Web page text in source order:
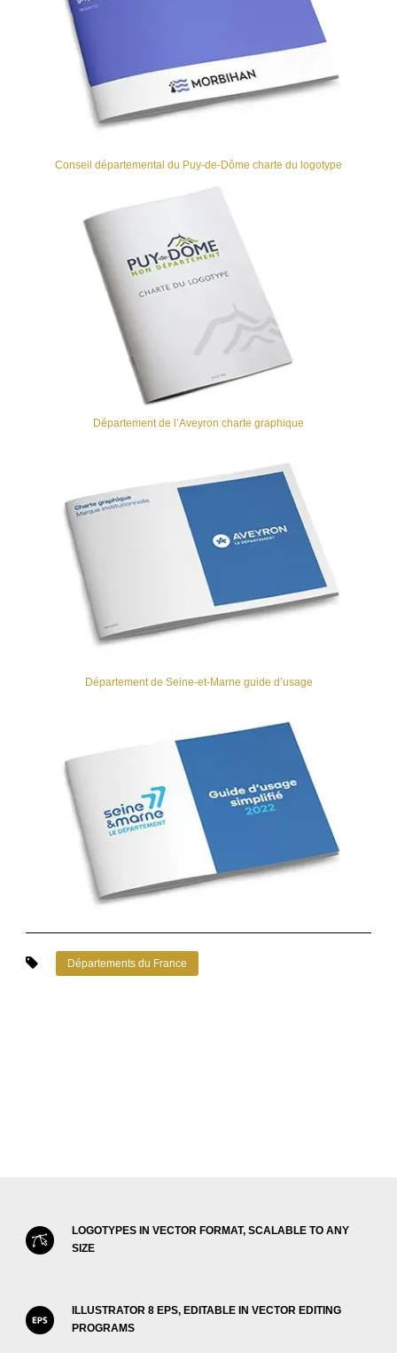
Conseil départemental du Puy-de-Dôme charte du logotype
Département de l’Aveyron charte graphique
Département de Seine-et-Marne guide d’usage
Départements du France
LOGOTYPES IN VECTOR FORMAT, SCALABLE TO ANY
SIZE
ILLUSTRATOR 8 EPS, EDITABLE IN VECTOR EDITING
PROGRAMS